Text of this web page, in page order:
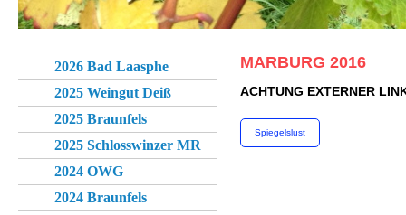
2026 Bad Laasphe
2025 Weingut Deiß
2025 Braunfels
2025 Schlosswinzer MR
2024 OWG
2024 Braunfels
MARBURG 2016
ACHTUNG EXTERNER
Spiegelslust